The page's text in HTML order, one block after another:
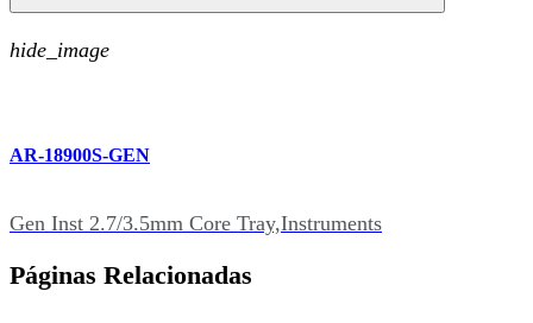
hide_image
AR-18900S-GEN
Gen Inst 2.7/3.5mm Core Tray,Instruments
Páginas Relacionadas